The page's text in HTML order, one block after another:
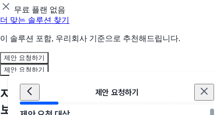
무료 플랜 없음
더 맞는 솔루션 찾기
이 솔루션 포함, 우리회사 기준으로 추천해드립니다.
제안 요청하기
제안 요청하기
제안 요청하기
지금, 우리 회사에 딱 맞는 솔루션을 만나
보세요